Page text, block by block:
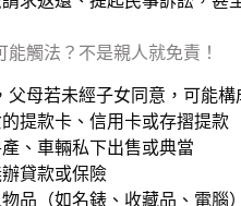
能觸法？不是親人就免責！
父母若未經子女同意，可能構
提款卡、信用卡或存摺提款
、車輛私下出售或典當
貸款或保險
品（如名錶、收藏品、電腦）